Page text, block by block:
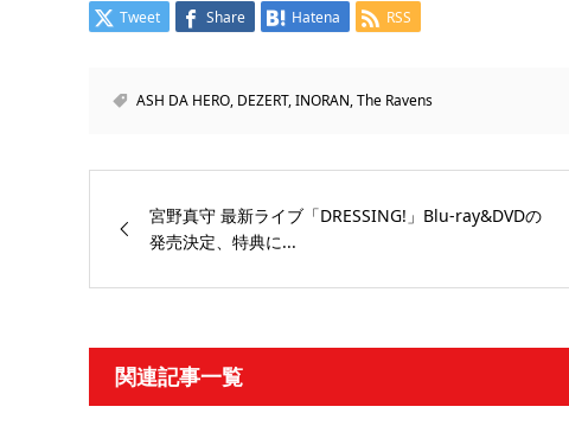
Tweet Share Hatena RSS
ASH DA HERO, DEZERT,INORAN,The Ravens
宮野真守 最新ライブ「DRESSING!」Blu-ray&DVDの
発売決定、特典に...
関連記事一覧